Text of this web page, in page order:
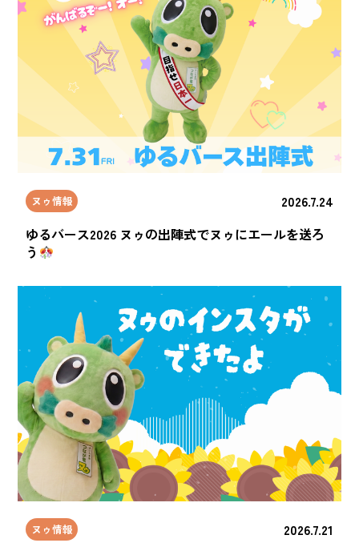
ヌゥ情報
2026.7.24
ゆるバース2026 ヌゥの出陣式でヌゥにエールを送ろ
う
ヌゥ情報
2026.7.21